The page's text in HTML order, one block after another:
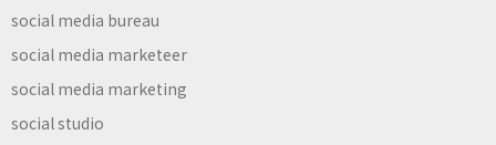
social media bureau
social media marketeer
social media marketing
social studio